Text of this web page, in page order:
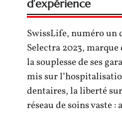
d’expérience
SwissLife, numéro un
Selectra 2023, marque
la souplesse de ses
mis sur
dentaires, la liberté
réseau de soins vaste :